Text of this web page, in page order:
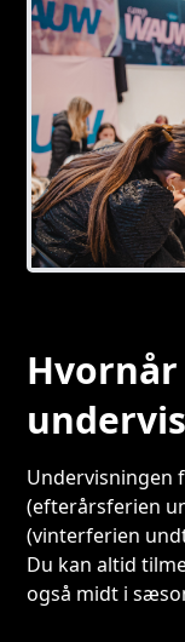
Undervisningen
(efterårsferien
(vinterferien
Du kan altid
også midt i